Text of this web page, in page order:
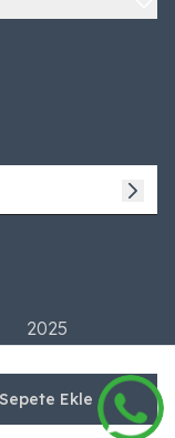
Sepete Ekle
2025